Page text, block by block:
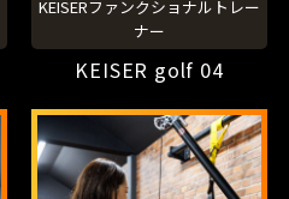
KEISERファンクショナルトレー
ナー
KEISER golf 04